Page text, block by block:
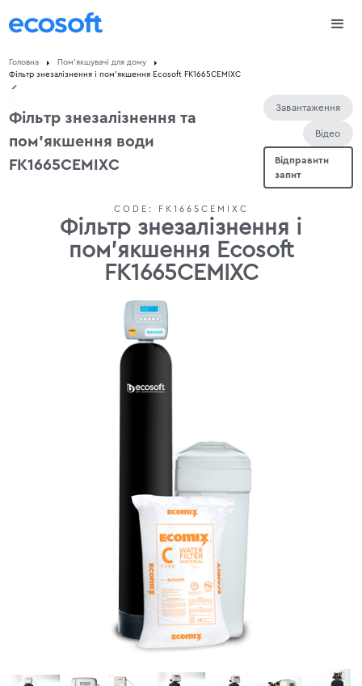
Головна
Пом'якшувачі для дому
Фільтр знезалізнення і пом'якшення Ecosoft FK1665CEMIXC
Фільтр знезалізнення та
пом'якшення води
FK1665CEMIXC
Завантаження
Відео
Відправити
запит
CODE: FK1665CEMIXC
Фільтр знезалізнення і
пом'якшення Ecosoft
FK1665CEMIXC